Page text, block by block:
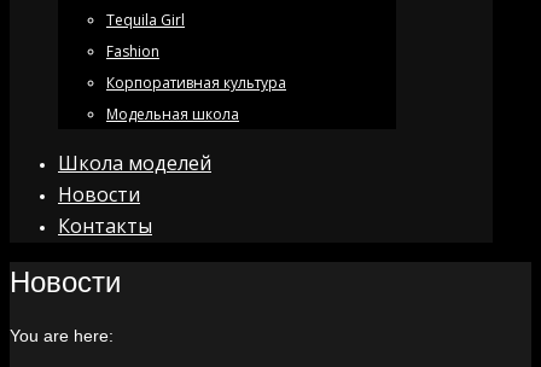
Tequila Girl
Fashion
Корпоративная культура
Модельная школа
Школа моделей
Новости
Контакты
Новости
You are here: